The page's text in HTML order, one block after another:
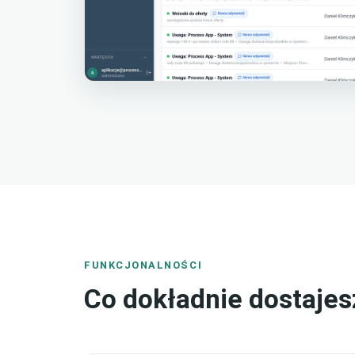
FUNKCJONALNOŚCI
Co dokładnie